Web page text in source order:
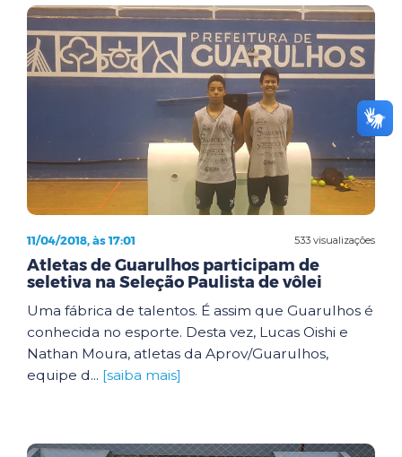
533 visualizações
11/04/2018, às 17:01
Atletas de Guarulhos participam de
seletiva na Seleção Paulista de vôlei
Uma fábrica de talentos. É assim que Guarulhos é
conhecida no esporte. Desta vez, Lucas Oishi e
Nathan Moura, atletas da Aprov/Guarulhos,
equipe d... [saiba mais]